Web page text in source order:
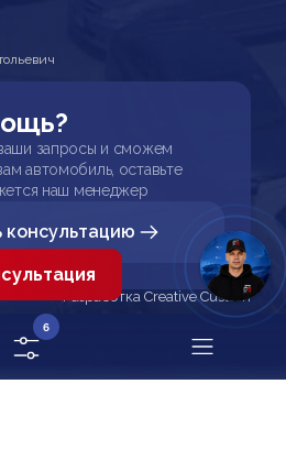
запросы и сможем
автомобиль, оставьте
наш менеджер
консультацию
Разработка Creative Custom
6